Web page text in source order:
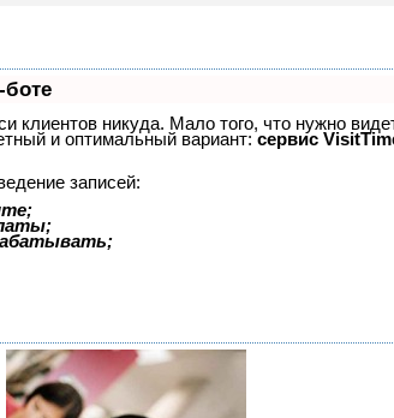
боте
клиентов никуда. Мало того, что нужно
и оптимальный вариант:сервис
записей: